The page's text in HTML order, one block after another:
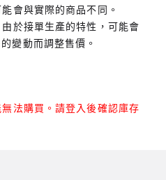
會與實際的商品不同。
於接單生產的特性，可能會
變動而調整售價。
法購買。請登入後確認庫存